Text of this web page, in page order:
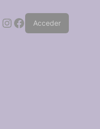
Instagram
Facebook
Acceder